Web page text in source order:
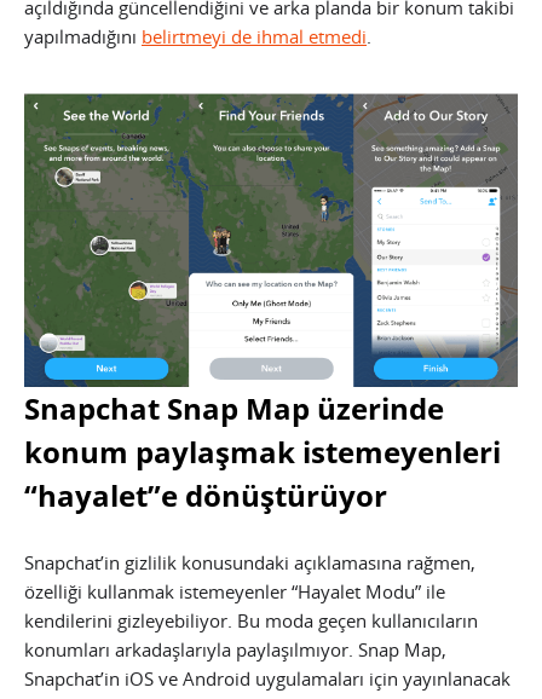
açıldığında güncellendiğini ve arka planda bir konum takibi
yapılmadığını belirtmeyi de ihmal etmedi.
Snapchat Snap Map üzerinde
konum paylaşmak istemeyenleri
“hayalet”e dönüştürüyor
Snapchat’in gizlilik konusundaki açıklamasına rağmen,
özelliği kullanmak istemeyenler “Hayalet Modu” ile
kendilerini gizleyebiliyor. Bu moda geçen kullanıcıların
konumları arkadaşlarıyla paylaşılmıyor. Snap Map,
Snapchat’in iOS ve Android uygulamaları için yayınlanacak